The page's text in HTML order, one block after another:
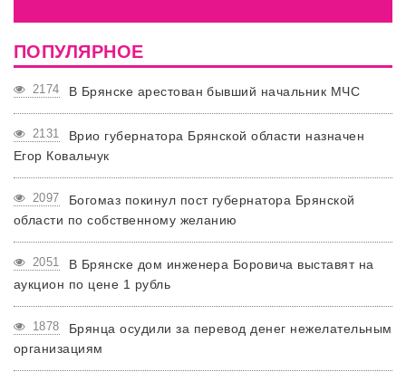
ПОПУЛЯРНОЕ
2174 В Брянске арестован бывший начальник МЧС
2131
Врио губернатора Брянской области назначен
Егор Ковальчук
2097
Богомаз покинул пост губернатора Брянской
области по собственному желанию
2051
В Брянске дом инженера Боровича выставят на
аукцион по цене 1 рубль
1878
Брянца осудили за перевод денег нежелательным
организациям